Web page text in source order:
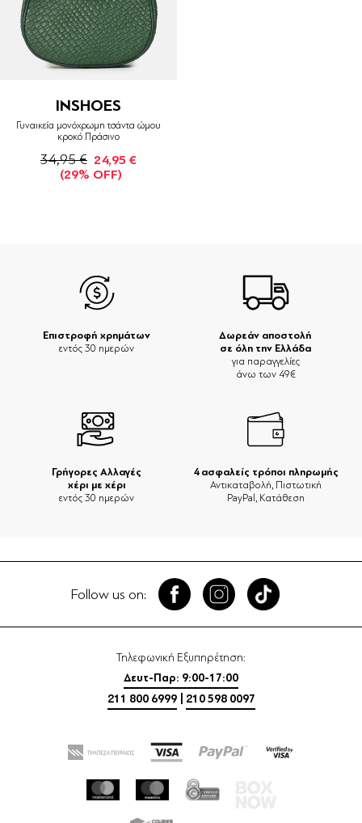
INSHOES
Γυναικεία μονόχρωμη τσάντα ώμου
κροκό Πράσινο
34,95 € 24,95 €
(29% OFF)
Δωρεάν αποστολή
σε όλη την Ελλάδα
για παραγγελίες
άνω των 49€
Επιστροφή χρημάτων
εντός 30 ημερών
Γρήγορες Αλλαγές
χέρι με χέρι
εντός 30 ημερών
4 ασφαλείς τρόποι πληρωμής
Αντικαταβολή, Πιστωτική
PayPal, Κατάθεση
Follow us on:
Τηλεφωνική Εξυπηρέτηση:
Δευτ-Παρ: 9:00-17:00
211 800 6999
210 598 0097